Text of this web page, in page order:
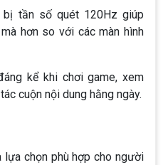
bị tần số quét 120Hz giúp
hơn so với các màn hình
kể khi chơi game, xem
cuộn nội dung hằng ngày.
lựa chọn phù hợp cho người